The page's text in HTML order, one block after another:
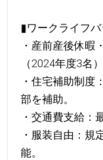
▮ワークライフバ
・産前産後休暇
（2024年度3名）
・住宅補助制度
部を補助。
・交通費支給：
・服装自由：規
能。